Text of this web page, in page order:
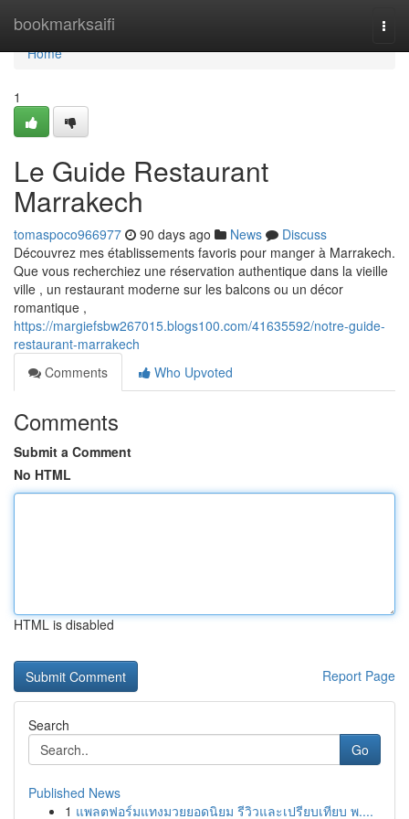
bookmarksaifi
Home
Home
1
Le Guide Restaurant
Marrakech
tomaspoco966977 90 days ago News
Discuss
Découvrez mes établissements favoris pour manger à Marrakech.
Que vous recherchiez une réservation authentique dans la vieille
ville , un restaurant moderne sur les balcons ou un décor
romantique ,
https://margiefsbw267015.blogs100.com/41635592/notre-guide-
restaurant-marrakech
Comments
Who Upvoted
Comments
Submit a Comment
No HTML
HTML is disabled
Report Page
Search
Go
Published News
1 แพลตฟอร์มแทงมวยยอดนิยม รีวิวและเปรียบเทียบ พ....